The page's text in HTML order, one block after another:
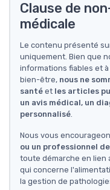
Clause de
médicale
Le contenu présenté
uniquement. Bien que
informations fiables et
bien-être, nous ne
santé et les articles
un avis médical, un
personnalisé.
Nous vous
ou un professionnel
toute démarche en lien
qui concerne
la gestion de